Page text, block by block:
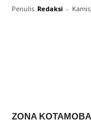
Penulis Redaksi -
ZONA